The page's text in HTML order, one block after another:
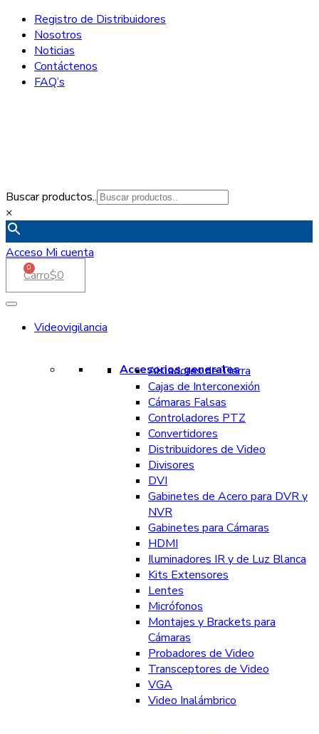
Registro de Distribuidores
Nosotros
Noticias
Contáctenos
FAQ’s
Buscar productos..
×
Acceso Mi cuenta
$0
0
Carro
Videovigilancia
Accesorios generales
Aisladores de Tierra
Cajas de Interconexión
Cámaras Falsas
Controladores PTZ
Convertidores
Distribuidores de Video
Divisores
DVI
Gabinetes de Acero para DVR y
NVR
Gabinetes para Cámaras
HDMI
Iluminadores IR y de Luz Blanca
Kits Extensores
Lentes
Micrófonos
Montajes y Brackets para
Cámaras
Probadores de Video
Transceptores de Video
VGA
Video Inalámbrico